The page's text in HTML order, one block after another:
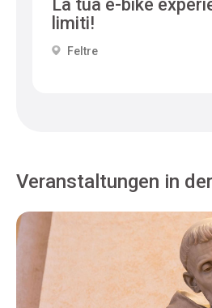
La tua e-bike
limiti!
Feltre
Veranstaltungen in